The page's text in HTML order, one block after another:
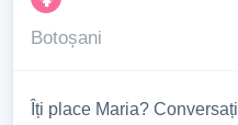
Botoșani
Îți place Maria? Conversați